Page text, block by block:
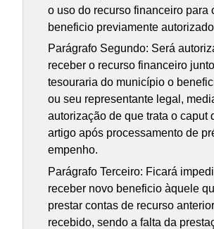
o uso do recurso financeiro para
beneficio previamente
Parágrafo Segundo: Será
receber o recurso financeiro
tesouraria do município o
ou seu representante legal,
autorização de que trata o caput
artigo após processamento de
empenho.
Parágrafo Terceiro: Ficará
receber novo beneficio àquele
prestar contas de recurso
recebido, sendo a falta da